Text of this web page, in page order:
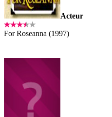
Acteur
For Roseanna (1997)